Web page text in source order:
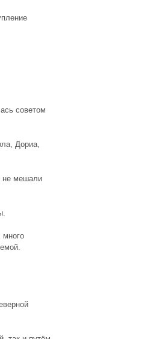
советом
Дориа,
не мешали
много